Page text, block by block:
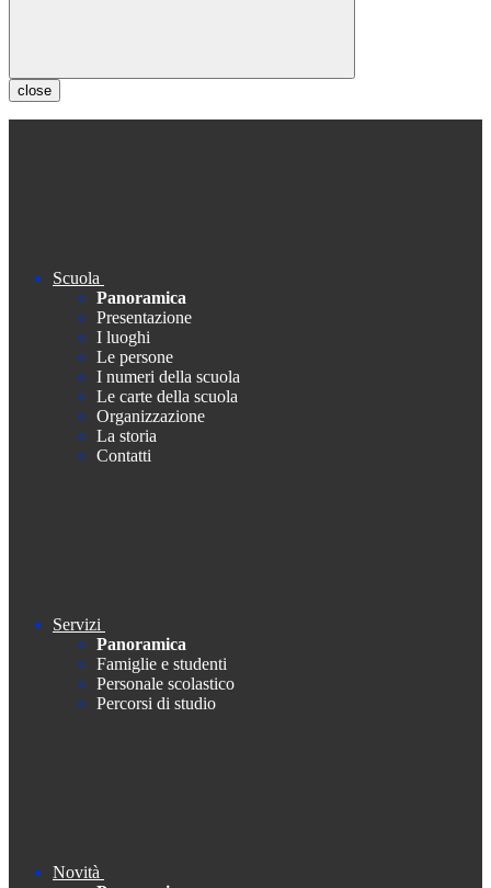
close
Scuola
Panoramica
Presentazione
I luoghi
Le persone
I numeri della scuola
Le carte della scuola
Organizzazione
La storia
Contatti
Servizi
Panoramica
Famiglie e studenti
Personale scolastico
Percorsi di studio
Novità